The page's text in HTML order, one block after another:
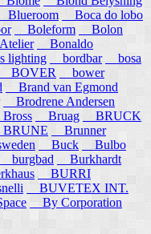
Blueroom
Boca do lobo
Boleform
Bolon
Bonaldo
lighting bordbar
bosa
BOVER
bower
Brand van Egmond
Brodrene Andersen
Bruag
BRUCK
Brunner
Buck
Bulbo
burgbad
Burkhardt
BURRI
BUVETEX INT.
By Corporation